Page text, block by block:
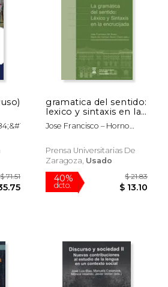
gramatica del sentido:
lexico y sintaxis en la
encrucijada
Jose Francisco – Horno
Prensa Universitarias De
Zaragoza, Usado